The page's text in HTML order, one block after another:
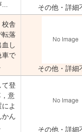
その他・詳細
校舎
転落
し
車で
その他・詳細
て登
意
よ
かん
その他・詳細